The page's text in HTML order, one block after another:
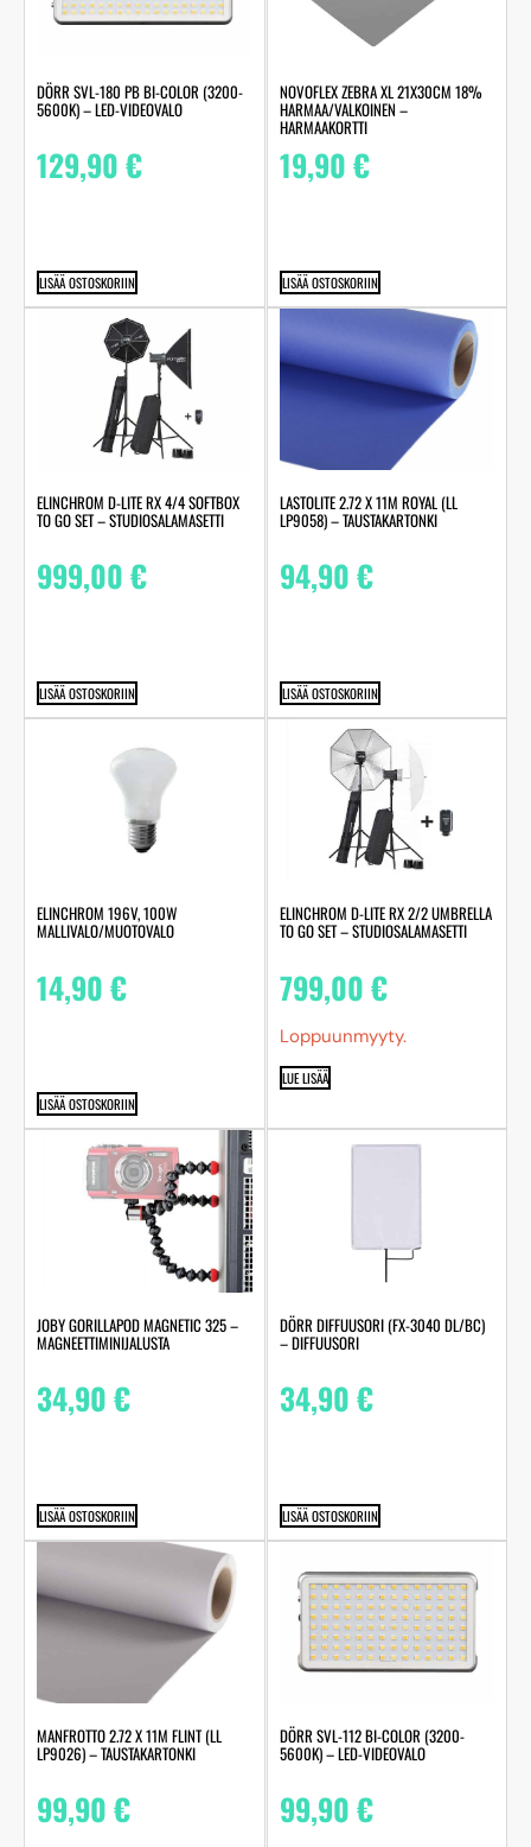
DÖRR SVL-180 PB BI-COLOR (3200-
5600K) – LED-VIDEOVALO
129,90€
LISÄÄ OSTOSKORIIN
NOVOFLEX ZEBRA XL 21X30CM 18%
HARMAA/VALKOINEN –
HARMAAKORTTI
19,90€
LISÄÄ OSTOSKORIIN
ELINCHROM D-LITE RX 4/4 SOFTBOX
TO GO SET – STUDIOSALAMASETTI
999,00€
LISÄÄ OSTOSKORIIN
LASTOLITE 2.72 X 11M ROYAL (LL
LP9058) – TAUSTAKARTONKI
94,90€
LISÄÄ OSTOSKORIIN
ELINCHROM 196V, 100W
MALLIVALO/MUOTOVALO
14,90€
LISÄÄ OSTOSKORIIN
ELINCHROM D-LITE RX 2/2 UMBRELLA
TO GO SET – STUDIOSALAMASETTI
799,00€
Loppuunmyyty.
LUE LISÄÄ
JOBY GORILLAPOD MAGNETIC 325 –
MAGNEETTIMINIJALUSTA
34,90€
LISÄÄ OSTOSKORIIN
DÖRR DIFFUUSORI (FX-3040 DL/BC)
– DIFFUUSORI
34,90€
LISÄÄ OSTOSKORIIN
MANFROTTO 2.72 X 11M FLINT (LL
LP9026) – TAUSTAKARTONKI
99,90€
DÖRR SVL-112 BI-COLOR (3200-
5600K) – LED-VIDEOVALO
99,90€